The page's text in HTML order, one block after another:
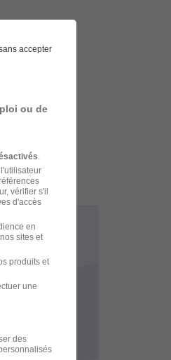
accepter
ou de
vérifier s'il
d'accès
en
sites et
produits et
une
des